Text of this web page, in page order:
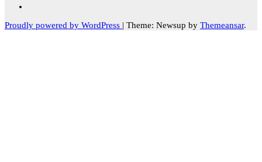
Proudly powered by WordPress | Theme: Newsup by Themeansar.